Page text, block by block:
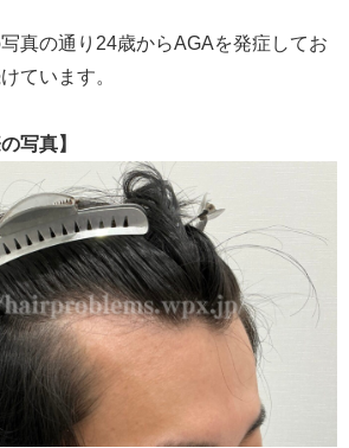
真の通り24歳からAGAを発症してお
ています。
写真】